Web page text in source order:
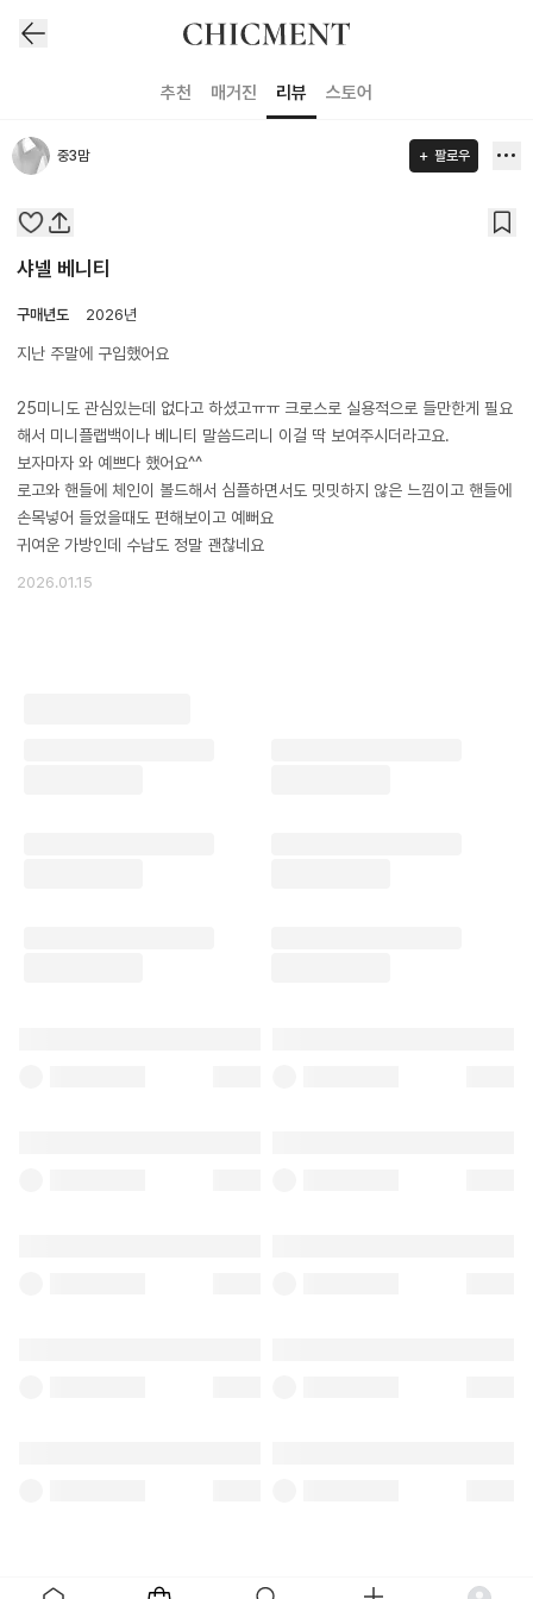
추천 매거진 리뷰 스토어
중3맘 팔로우
샤넬 베니티
구매년도 2026년
지난 주말에 구입했어요
25미니도 관심있는데 없다고 하셨고ㅠㅠ 크로스로 실용적으로 들만한게 필요
해서 미니플랩백이나 베니티 말씀드리니 이걸 딱 보여주시더라고요.
보자마자 와 예쁘다 했어요^^
로고와 핸들에 체인이 볼드해서 심플하면서도 밋밋하지 않은 느낌이고 핸들에
손목넣어 들었을때도 편해보이고 예뻐요
귀여운 가방인데 수납도 정말 괜찮네요
2026.01.15